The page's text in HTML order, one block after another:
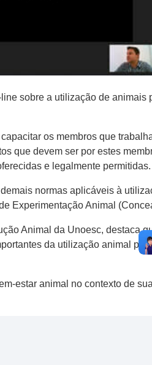
sobre a utilização de animais
os membros que
que devem ser por estes
e legalmente permitidas.
normas aplicáveis à
Experimentação Animal
Animal da Unoesc, destaca
da utilização animal
estar animal no contexto de sua